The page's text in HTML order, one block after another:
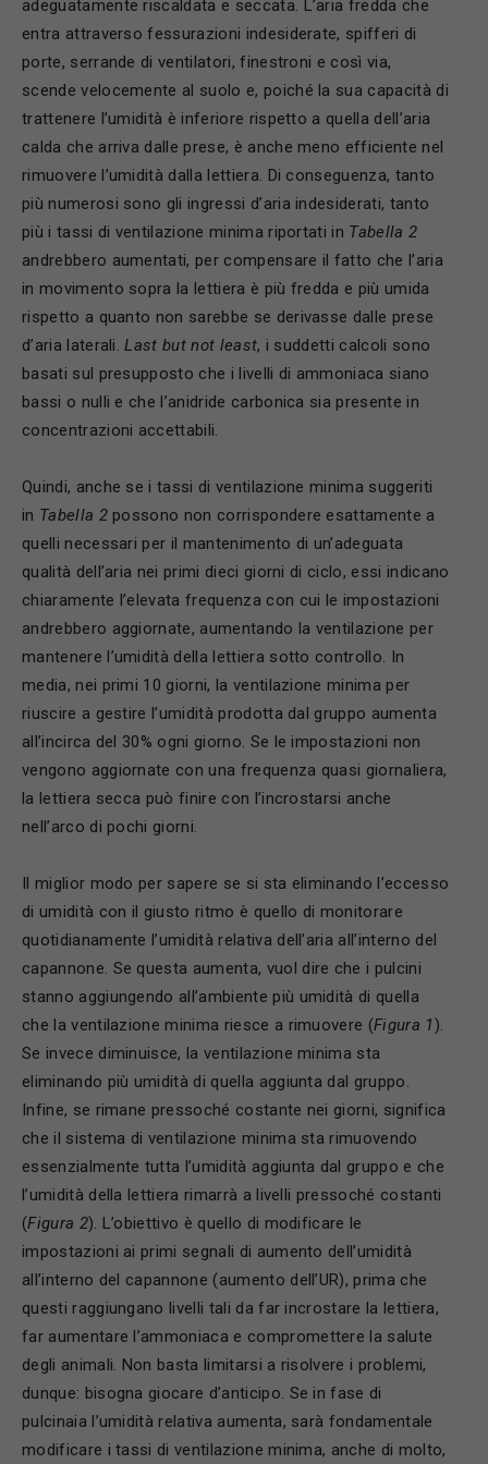
adeguatamente riscaldata e seccata. L’aria fredda che
entra attraverso fessurazioni indesiderate, spifferi di
porte, serrande di ventilatori, finestroni e così via,
scende velocemente al suolo e, poiché la sua capacità di
trattenere l’umidità è inferiore rispetto a quella dell’aria
calda che arriva dalle prese, è anche meno efficiente nel
rimuovere l’umidità dalla lettiera. Di conseguenza, tanto
più numerosi sono gli ingressi d’aria indesiderati, tanto
più i tassi di ventilazione minima riportati in Tabella 2
andrebbero aumentati, per compensare il fatto che l’aria
in movimento sopra la lettiera è più fredda e più umida
rispetto a quanto non sarebbe se derivasse dalle prese
d’aria laterali.Last but not least, i suddetti calcoli sono
basati sul presupposto che i livelli di ammoniaca siano
bassi o nulli e che l’anidride carbonica sia presente in
concentrazioni accettabili.
Quindi, anche se i tassi di ventilazione minima suggeriti
in Tabella 2possono non corrispondere esattamente a
quelli necessari per il mantenimento di un’adeguata
qualità dell’aria nei primi dieci giorni di ciclo, essi indicano
chiaramente l’elevata frequenza con cui le impostazioni
andrebbero aggiornate, aumentando la ventilazione per
mantenere l’umidità della lettiera sotto controllo. In
media, nei primi 10 giorni, la ventilazione minima per
riuscire a gestire l’umidità prodotta dal gruppo aumenta
all’incirca del 30% ogni giorno. Se le impostazioni non
vengono aggiornate con una frequenza quasi giornaliera,
la lettiera secca può finire con l’incrostarsi anche
nell’arco di pochi giorni.
Il miglior modo per sapere se si sta eliminando l’eccesso
di umidità con il giusto ritmo è quello di monitorare
quotidianamente l’umidità relativa dell’aria all’interno del
capannone. Se questa aumenta, vuol dire che i pulcini
stanno aggiungendo all’ambiente più umidità di quella
che la ventilazione minima riesce a rimuovere (Figura 1).
Se invece diminuisce, la ventilazione minima sta
eliminando più umidità di quella aggiunta dal gruppo.
Infine, se rimane pressoché costante nei giorni, significa
che il sistema di ventilazione minima sta rimuovendo
essenzialmente tutta l’umidità aggiunta dal gruppo e che
l’umidità della lettiera rimarrà a livelli pressoché costanti
(Figura 2). L’obiettivo è quello di modificare le
impostazioni ai primi segnali di aumento dell’umidità
all’interno del capannone (aumento dell’UR), prima che
questi raggiungano livelli tali da far incrostare la lettiera,
far aumentare l’ammoniaca e compromettere la salute
degli animali. Non basta limitarsi a risolvere i problemi,
dunque: bisogna giocare d’anticipo. Se in fase di
pulcinaia l’umidità relativa aumenta, sarà fondamentale
modificare i tassi di ventilazione minima, anche di molto,